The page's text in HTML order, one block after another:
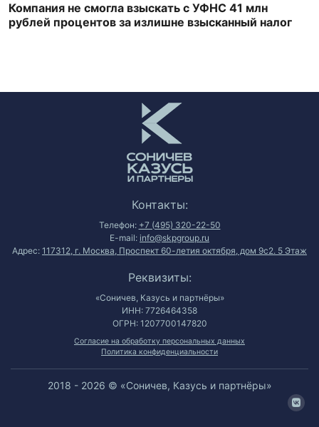
Компания не смогла взыскать с УФНС 41 млн
рублей процентов за излишне взысканный налог
Контакты:
Телефон: +7 (495) 320-22-50
E-mail: info@skpgroup.ru
Адрес: 117312, г. Москва, Проспект 60-летия октября, дом 9с2. 5 Этаж
Реквизиты:
«Соничев, Казусь и партнёры»
ИНН: 7726464358
ОГРН: 1207700147820
Согласие на обработку персональных данных
Политика конфиденциальности
2018 - 2026 © «Соничев, Казусь и партнёры»